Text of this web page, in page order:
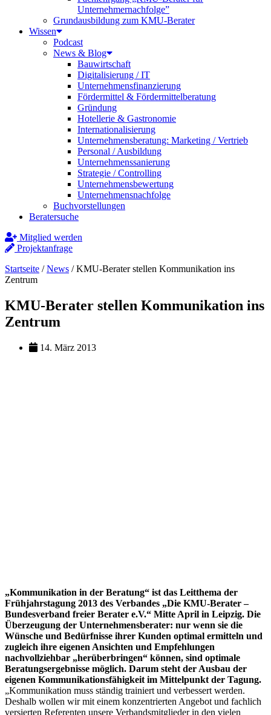
Unternehmernachfolge”
Grundausbildung zum KMU-Berater
Wissen
Podcast
News & Blog
Bauwirtschaft
Digitalisierung / IT
Unternehmensfinanzierung
Fördermittel & Fördermittelberatung
Gründung
Hotellerie & Gastronomie
Internationalisierung
Unternehmensberatung: Marketing / Vertrieb
Personal / Ausbildung
Unternehmenssanierung
Strategie / Controlling
Unternehmensbewertung
Unternehmensnachfolge
Buchvorstellungen
Beratersuche
Mitglied werden
Projektanfrage
Startseite /News /KMU-Berater stellen Kommunikation ins
Zentrum
KMU-Berater stellen Kommunikation ins
Zentrum
14. März 2013
„Kommunikation in der Beratung“ ist das Leitthema der
Frühjahrstagung 2013 des Verbandes „Die KMU-Berater –
Bundesverband freier Berater e.V.“ Mitte April in Leipzig. Die
Überzeugung der Unternehmensberater: nur wenn sie die
Wünsche und Bedürfnisse ihrer Kunden optimal ermitteln und
zugleich ihre eigenen Ansichten und Empfehlungen
nachvollziehbar „herüberbringen“ können, sind optimale
Beratungsergebnisse möglich. Darum steht der Ausbau der
eigenen Kommunikationsfähigkeit im Mittelpunkt der Tagung.
„Kommunikation muss ständig trainiert und verbessert werden.
Deshalb wollen wir mit einem konzentrierten Angebot und fachlich
versierten Referenten unsere Verbandsmitglieder in den vielen